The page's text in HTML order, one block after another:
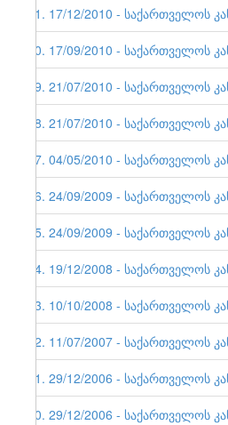
21. 17/12/2010 - საქართველოს
20. 17/09/2010 - საქართველოს
19. 21/07/2010 - საქართველოს
18. 21/07/2010 - საქართველოს
17. 04/05/2010 - საქართველოს
16. 24/09/2009 - საქართველოს
15. 24/09/2009 - საქართველოს
14. 19/12/2008 - საქართველოს
13. 10/10/2008 - საქართველოს
12. 11/07/2007 - საქართველოს
11. 29/12/2006 - საქართველოს
10. 29/12/2006 - საქართველოს